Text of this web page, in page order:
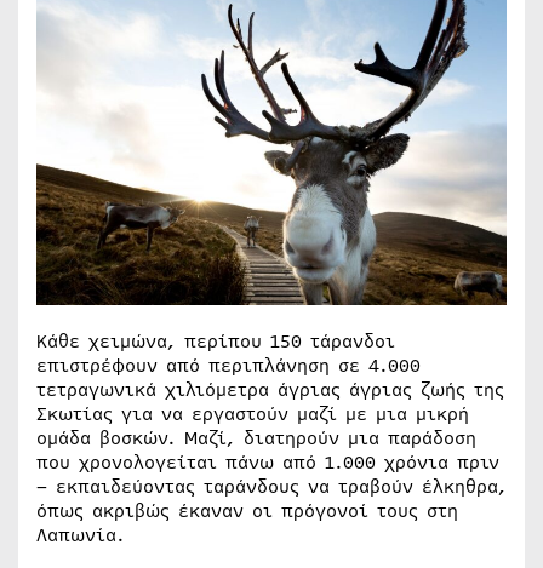
Κάθε χειμώνα, περίπου 150 τάρανδοι
επιστρέφουν από περιπλάνηση σε 4.000
τετραγωνικά χιλιόμετρα άγριας άγριας ζωής της
Σκωτίας για να εργαστούν μαζί με μια μικρή
ομάδα βοσκών. Μαζί, διατηρούν μια παράδοση
που χρονολογείται πάνω από 1.000 χρόνια πριν
– εκπαιδεύοντας ταράνδους να τραβούν έλκηθρα,
όπως ακριβώς έκαναν οι πρόγονοί τους στη
Λαπωνία.